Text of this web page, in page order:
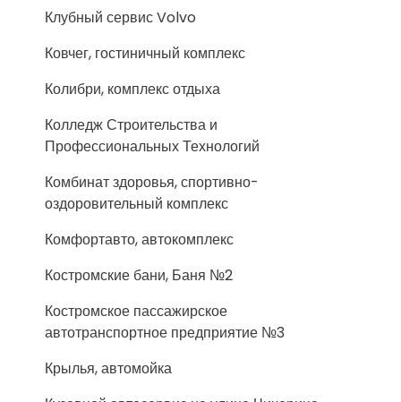
Клубный сервис Volvo
Ковчег, гостиничный комплекс
Колибри, комплекс отдыха
Колледж Строительства и
Профессиональных Технологий
Комбинат здоровья, спортивно-
оздоровительный комплекс
Комфортавто, автокомплекс
Костромские бани, Баня №2
Костромское пассажирское
автотранспортное предприятие №3
Крылья, автомойка